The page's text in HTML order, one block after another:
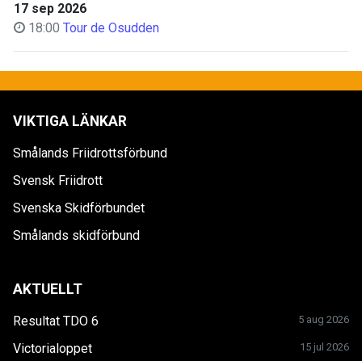
17 sep 2026
18:00 Tour de Osudden
VIKTIGA LÄNKAR
Smålands Friidrottsförbund
Svensk Friidrott
Svenska Skidförbundet
Smålands skidförbund
AKTUELLT
Resultat TDO 6 5 aug 2026
Victorialoppet 15 jul 2026